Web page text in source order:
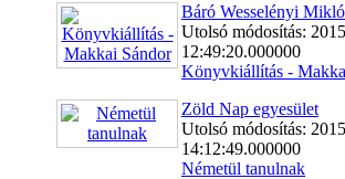
Báró Wesselényi
Utolsó módosítás:
12:49:20.000000
Könyvkiállítás -
Zöld Nap egyesület
Utolsó módosítás:
14:12:49.000000
Németül tanulnak